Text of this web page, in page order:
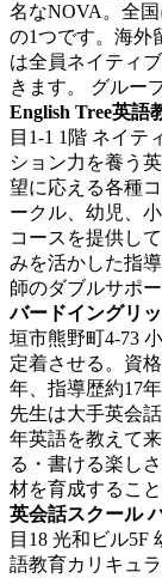
名なNOVA。全
の1つです。海外
は全員ネイティ
きます。 グルー
English Tree英
目1-1 1階 ネイテ
ション力を養う
望に応える各種
ークル、幼児、
コースを提供し
みを活かした指
師のダブルサポ
バードイングリ
垣市熊野町4-73
定着させる。資
年、指導歴約17
先生は大手英会
年英語を教えて
る・書ける楽し
材を育成するこ
英会話スクール
目18 光和ビル5F
語教育カリキュ